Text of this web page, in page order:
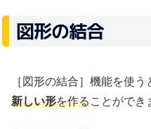
図形の結合
［図形の結合］機能を使う
新しい形を作ることができ